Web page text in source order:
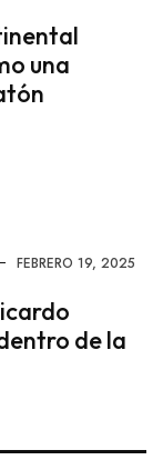
una
FEBRERO 19, 2025
de la